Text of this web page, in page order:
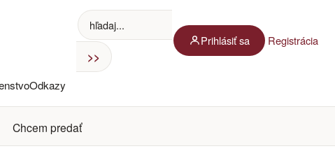
Odkazy
Prihlásiť sa Registrácia
Chcem predať